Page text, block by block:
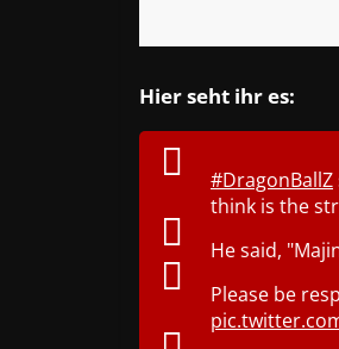
Hier seht ihr es:
#DragonBallZ
think is the
He said,
Please be